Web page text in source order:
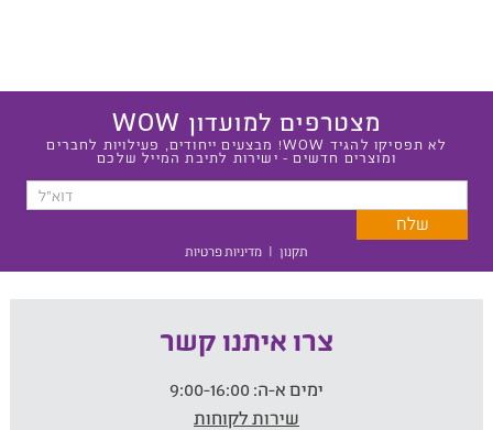
מצטרפים למועדון WOW
לא תפסיקו להגיד WOW! מבצעים ייחודים, פעילויות לחברים
ומוצרים חדשים - ישירות לתיבת המייל שלכם
תקנון | מדיניות פרטיות
צרו איתנו קשר
ימים א-ה:
שירות לקוחות